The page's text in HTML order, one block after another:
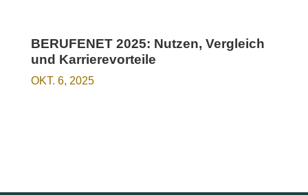
BERUFENET 2025: Nutzen, Vergleich
und Karrierevorteile
OKT. 6, 2025